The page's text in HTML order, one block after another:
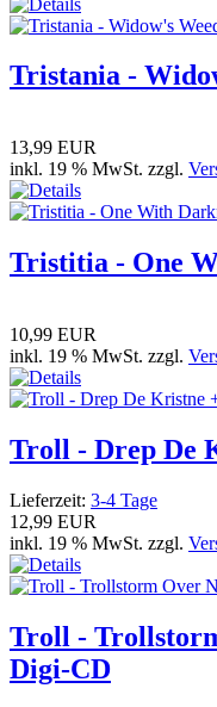
Tristania -
13,99 EUR
inkl. 19 % MwSt. zzgl.
Tristitia - One
10,99 EUR
inkl. 19 % MwSt. zzgl.
Troll - Drep De
Lieferzeit: 3-4 Tage
12,99 EUR
inkl. 19 % MwSt. zzgl.
Troll -
Digi-CD